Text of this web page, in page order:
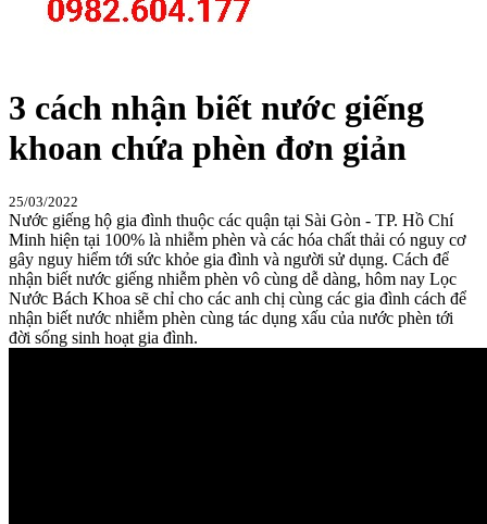
3 cách nhận biết nước giếng
khoan chứa phèn đơn giản
25/03/2022
Nước giếng hộ gia đình thuộc các quận tại Sài Gòn - TP. Hồ Chí
Minh hiện tại 100% là nhiễm phèn và các hóa chất thải có nguy cơ
gây nguy hiểm tới sức khỏe gia đình và người sử dụng. Cách để
nhận biết nước giếng nhiễm phèn vô cùng dễ dàng, hôm nay Lọc
Nước Bách Khoa sẽ chỉ cho các anh chị cùng các gia đình cách để
nhận biết nước nhiễm phèn cùng tác dụng xấu của nước phèn tới
đời sống sinh hoạt gia đình.